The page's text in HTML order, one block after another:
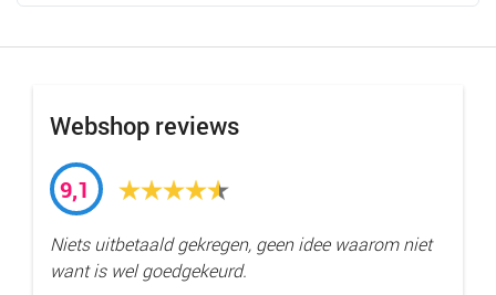
Webshop reviews
9,1
Niets uitbetaald gekregen, geen idee waarom niet
want is wel goedgekeurd.